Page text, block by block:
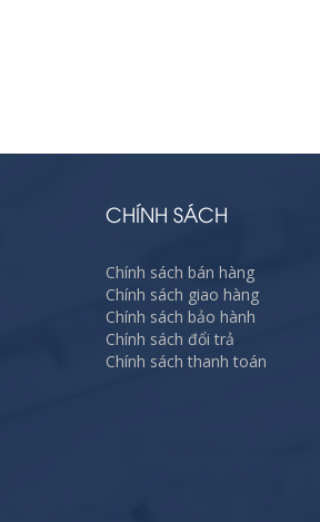
CHÍNH SÁCH
Chính sách bán hàng
Chính sách giao hàng
Chính sách bảo hành
Chính sách đổi trả
Chính sách thanh toán